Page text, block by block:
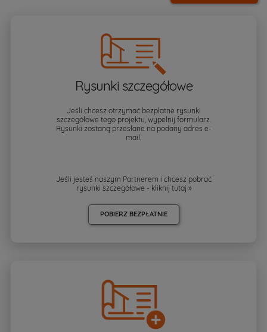
Rysunki szczegółowe
Jeśli chcesz otrzymać bezpłatne rysunki
szczegółowe tego projektu, wypełnij formularz.
Rysunki zostaną przesłane na podany adres e-
mail.
Jeśli jesteś naszym Partnerem i chcesz pobrać
rysunki szczegółowe - kliknij tutaj »
POBIERZ BEZPŁATNIE